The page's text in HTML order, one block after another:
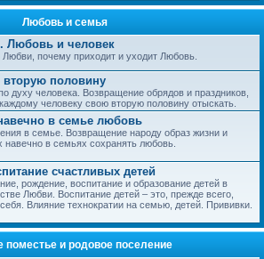
Любовь и семья
Любовь и человек
почему приходит и уходит Любовь.
вторую половину
духу человека. Возвращение обрядов и праздников,
человеку свою вторую половину отыскать.
в семье любовь
в семье. Возвращение народу образ жизни и
навечно в семьях сохранять любовь.
счастливых детей
рождение, воспитание и образование детей в
Любви. Воспитание детей – это, прежде всего,
Влияние технократии на семью, детей. Прививки.
поместье и родовое поселение